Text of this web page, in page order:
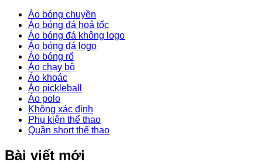
Áo bóng chuyền
Áo bóng đá hoả tốc
Áo bóng đá không logo
Áo bóng đá logo
Áo bóng rổ
Áo chạy bộ
Áo khoác
Áo pickleball
Áo polo
Không xác định
Phụ kiện thể thao
Quần short thể thao
Bài viết mới